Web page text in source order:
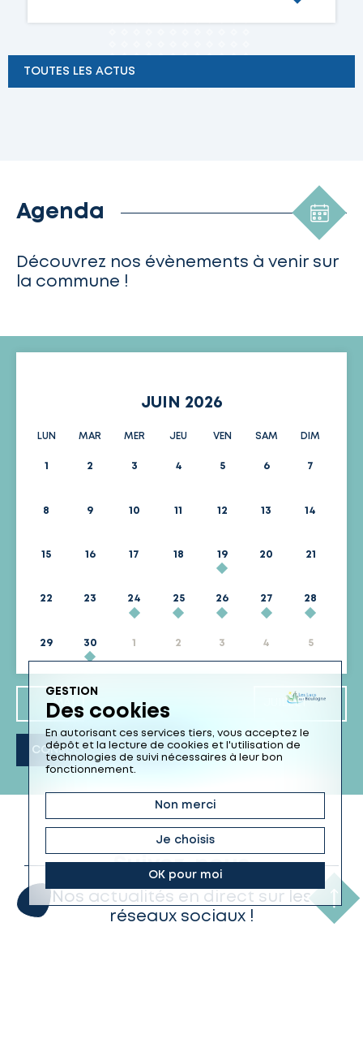
TOUTES LES ACTUS
Agenda
Découvrez nos évènements à venir sur
la commune !
JUIN 2026
LUN MAR MER JEU VEN SAM DIM
1 2 3 4 5 6 7
8 9 10 11 12 13 14
15 16 17 18 19 20 21
22 23 24 25 26 27 28
29 30 1 2 3 4 5
MAI JUILLET
CONSULTER L’AGENDA
Suivez-nous
Nos actualités en direct sur les
réseaux sociaux !
GESTION
Des cookies
En autorisant ces services tiers, vous acceptez le
dépôt et la lecture de cookies et l'utilisation de
technologies de suivi nécessaires à leur bon
fonctionnement.
Non merci
Je choisis
OK pour moi